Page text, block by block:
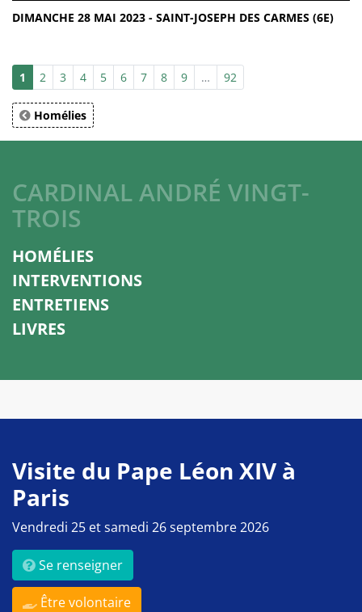
DIMANCHE 28 MAI 2023 - SAINT-JOSEPH DES CARMES (6E)
1 2 3 4 5 6 7 8 9 … 92
Homélies
CARDINAL ANDRÉ VINGT-
TROIS
HOMÉLIES
INTERVENTIONS
ENTRETIENS
LIVRES
Visite du Pape Léon XIV à
Paris
Vendredi 25 et samedi 26 septembre 2026
Se renseigner
Être volontaire